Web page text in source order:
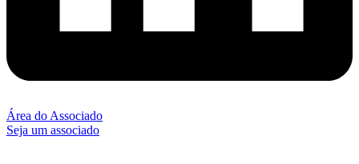
Área do Associado
Seja um associado